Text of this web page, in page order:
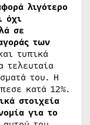
λιγότερο
όχι
σε
των
τυπικά
τελευταία
του. Η
κατά 12%.
στοιχεία
για το